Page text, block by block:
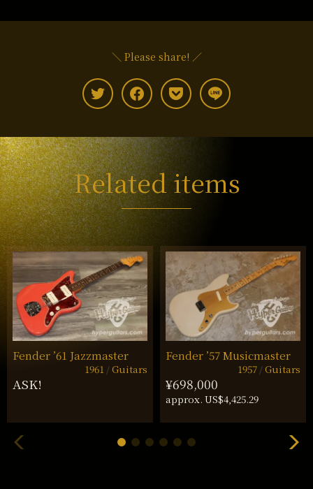
＼ Please share! ／
Related items
Fender ’61 Jazzmaster
1961 Guitars
ASK!
Fender ’57 Musicmaster
1957 Guitars
¥698,000
approx. US$4,425.29